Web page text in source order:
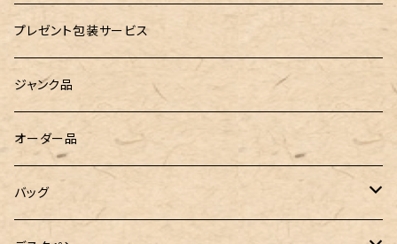
Ystudio（ワイスタジオ）
LOGステーショナリー
WATERMAN（ウォーターマン）
工房sokoharo（そこはろ）
ラジオメーター
Tempo Drop（テンポドロップ）
グラスマーカー
バッグハンガー
廃盤品 Ain シュタイン 0.3
廃盤品 Ain シュタイン 0.2
ペーパーペン by if
プレゼント包装サービス
ジャンク品
オーダー品
バッグ